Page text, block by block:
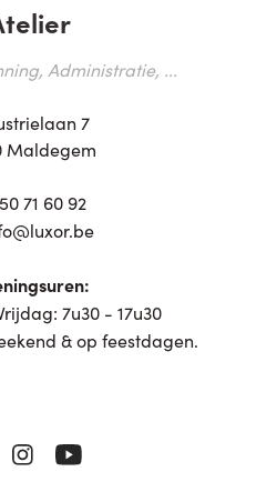
Administratie, ...
7
Maldegem
71 60 92
7u30 - 17u30
& op feestdagen.